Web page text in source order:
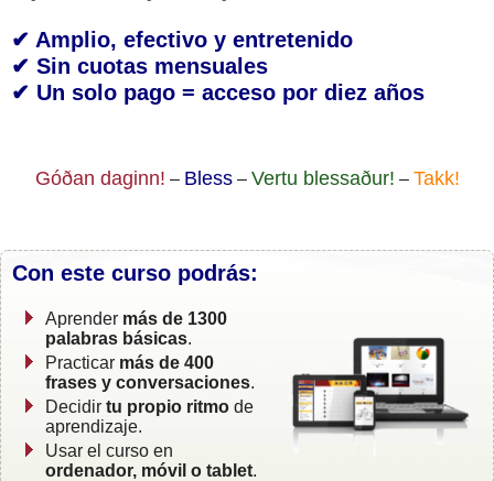
✔ Amplio, efectivo y entretenido
✔ Sin cuotas mensuales
✔ Un solo pago = acceso por diez años
Góðan daginn! – Bless– Vertu blessaður! – Takk!
Con este curso podrás:
Aprender más de 1300
palabras básicas.
Practicar más de 400
frases y conversaciones.
Decidir tu propio ritmo de
aprendizaje.
Usar el curso en
ordenador, móvil o tablet.